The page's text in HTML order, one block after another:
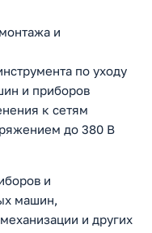
и
по уходу
и приборов
к сетям
до 380 В
и
машин,
и других